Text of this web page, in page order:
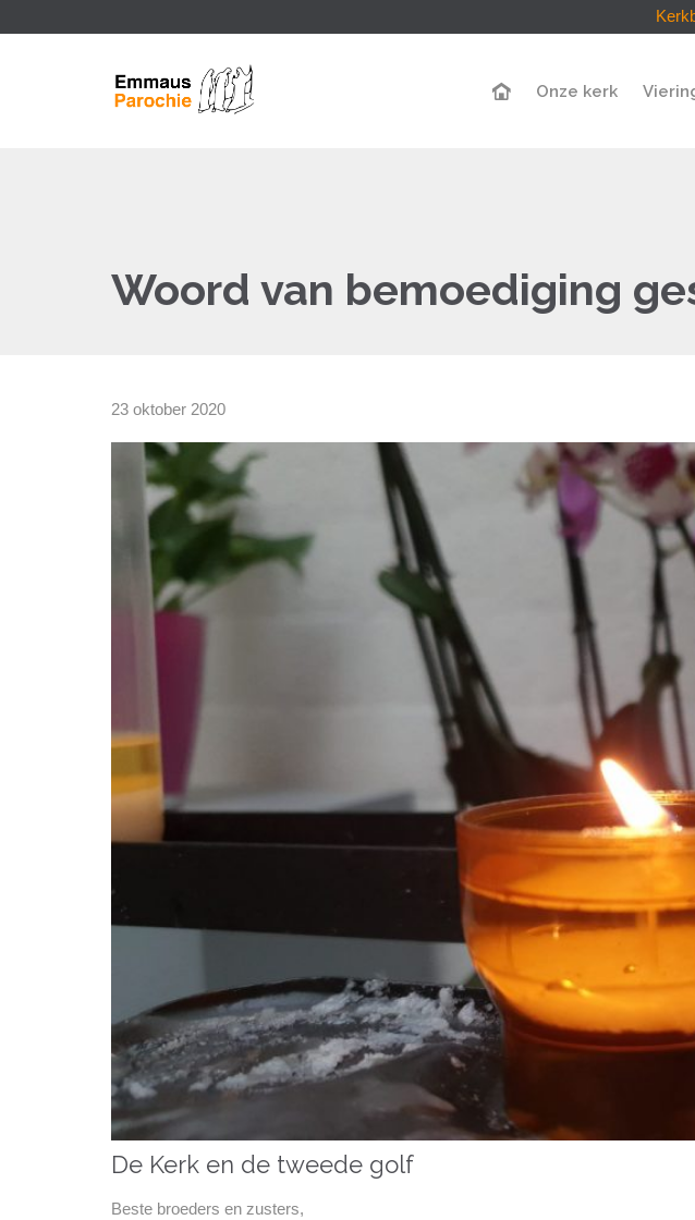
Onze kerk
Woord van bemoediging
23 oktober 2020
De Kerk en de tweede golf
Beste broeders en zusters,